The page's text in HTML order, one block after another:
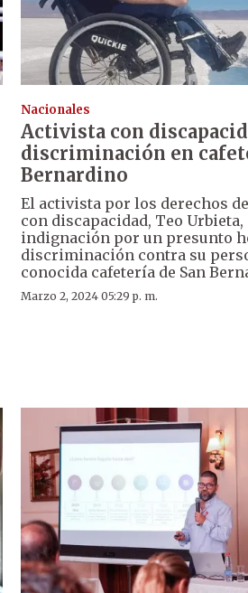
Nacionales
Activista con
discriminación en
Bernardino
El activista por los derechos
con discapacidad, Teo
indignación por un presunto
discriminación contra su
conocida cafetería de San
Marzo 2, 2024 05:29 p. m.